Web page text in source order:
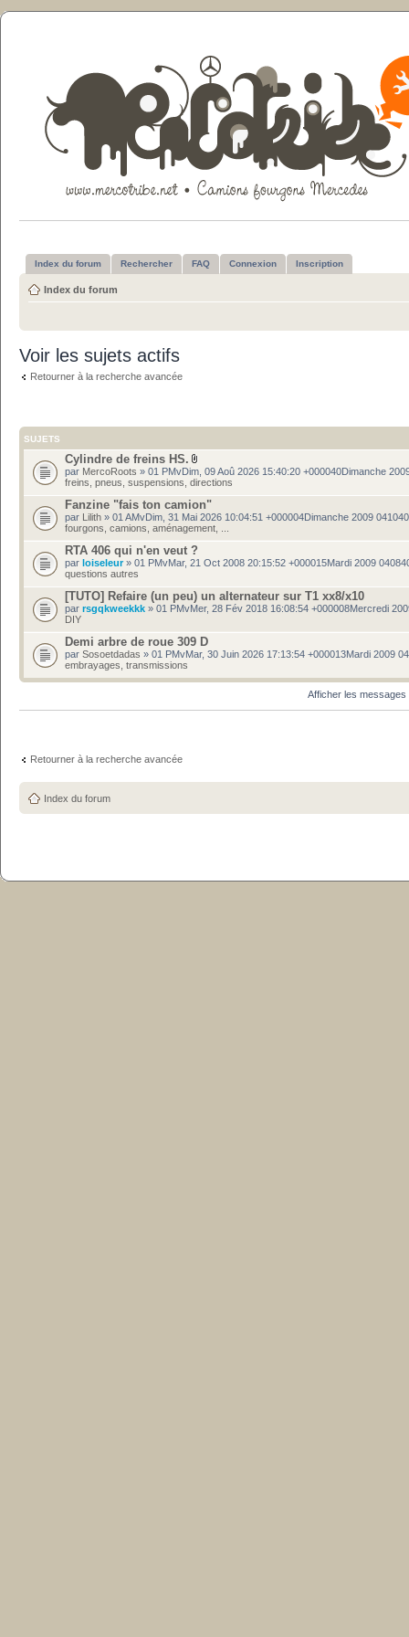
Index du forum Rechercher FAQ Connexion Inscription
Index du forum
Voir les sujets actifs
Retourner à la recherche avancée
SUJETS
Cylindre de freins HS.
par MercoRoots » 01 PMvDim, 09 Aoû 2026 15:40:20 +000040Dimanche
freins, pneus, suspensions, directions
Fanzine "fais ton camion"
par Lilith » 01 AMvDim, 31 Mai 2026 10:04:51 +000004Dimanche 2009
fourgons, camions, aménagement, ...
RTA 406 qui n'en veut ?
par loiseleur» 01 PMvMar, 21 Oct 2008 20:15:52 +000015Mardi 2009
questions autres
[TUTO] Refaire (un peu) un alternateur sur T1 xx8/x10
par rsgqkweekkk » 01 PMvMer, 28 Fév 2018 16:08:54 +000008Mercredi
DIY
Demi arbre de roue 309 D
par Sosoetdadas » 01 PMvMar, 30 Juin 2026 17:13:54 +000013Mardi 2009
embrayages, transmissions
Afficher les
Retourner à la recherche avancée
Index du forum